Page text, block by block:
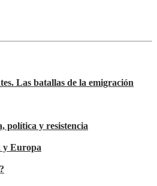
Las batallas de la emigración
política y resistencia
y Europa